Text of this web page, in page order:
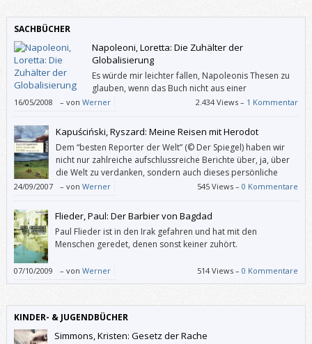
SACHBÜCHER
Napoleoni, Loretta: Die Zuhälter der
Globalisierung
Es würde mir leichter fallen, Napoleonis Thesen zu
glauben, wenn das Buch nicht aus einer
Aneinanderreihung von Behauptungen bestehen
würde, die mit (angeblichen) Fakten untermauert werden.
16/05/2008 – von Werner 2.434 Views – 1 Kommentar
Kapuściński, Ryszard: Meine Reisen mit Herodot
Dem “besten Reporter der Welt” (© Der Spiegel) haben wir
nicht nur zahlreiche aufschlussreiche Berichte über, ja, über
die Welt zu verdanken, sondern auch dieses persönliche
Buch.
24/09/2007 – von Werner 545 Views –0 Kommentare
Flieder, Paul: Der Barbier von Bagdad
Paul Flieder ist in den Irak gefahren und hat mit den
Menschen geredet, denen sonst keiner zuhört.
07/10/2009 – von Werner 514 Views –0 Kommentare
KINDER- & JUGENDBÜCHER
Simmons, Kristen: Gesetz der Rache